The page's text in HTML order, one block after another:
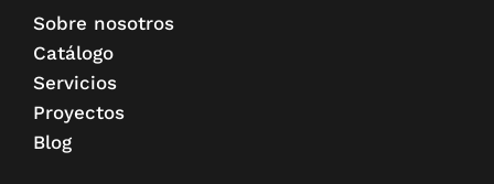
Sobre nosotros
Catálogo
Servicios
Proyectos
Blog